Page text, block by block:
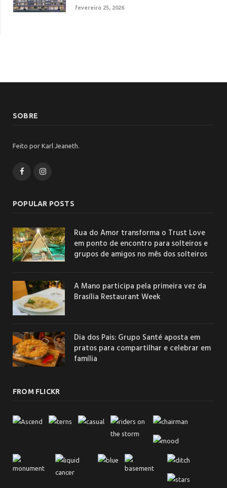
fevereiro 25, 2026
SOBRE
Feito por Karl Jeaneth.
FacebookInstagram
POPULAR POSTS
Rua do Amor transforma o Trust Love
em ponto de encontro para solteiros e
grupos de amigos no mês dos solteiros
A Mano participa pela primeira vez da
Brasília Restaurant Week
Dia dos Pais: Grupo Santé aposta em
pratos para compartilhar e celebrar em
família
FROM FLICKR